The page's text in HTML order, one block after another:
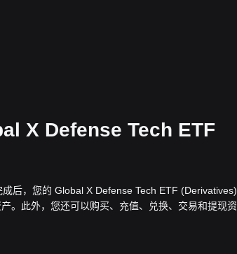
X Defense Tech ETF
后，您的 Global X Defense Tech ETF
。此外，您还可以购买、充值、兑换、交易和提现资